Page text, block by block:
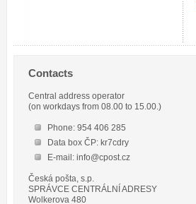
Contacts
Central address operator
(on workdays from 08.00 to 15.00.)
Phone: 954 406 285
Data box ČP: kr7cdry
E-mail: info@cpost.cz
Česká pošta, s.p.
SPRÁVCE CENTRÁLNÍ ADRESY
Wolkerova 480